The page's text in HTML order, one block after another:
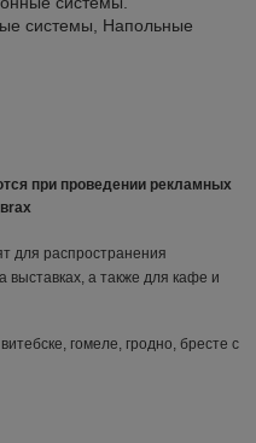
системы, Напольные
при проведении рекламных
для распространения
а также для кафе и
гомеле, гродно, бресте с